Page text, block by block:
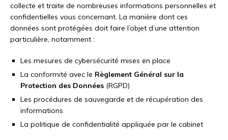
collecte et traite de nombreuses informations personnelles et
confidentielles vous concernant. La manière dont ces
données sont protégées doit faire l’objet d’une attention
particulière, notamment :
Les mesures de cybersécurité mises en place
La conformité avec le Règlement Général sur la
Protection des Données (RGPD)
Les procédures de sauvegarde et de récupération des
informations
La politique de confidentialité appliquée par le cabinet